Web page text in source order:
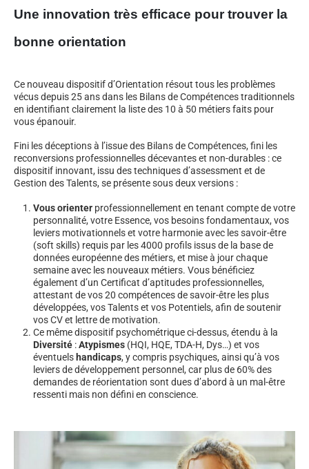
Une innovation très efficace pour trouver la
bonne orientation
Ce nouveau dispositif d’Orientation résout tous les problèmes
vécus depuis 25 ans dans les Bilans de Compétences traditionnels
en identifiant clairement la liste des 10 à 50 métiers faits pour
vous épanouir.
Fini les déceptions à l’issue des Bilans de Compétences, fini les
reconversions professionnelles décevantes et non-durables : ce
dispositif innovant, issu des techniques d’assessment et de
Gestion des Talents, se présente sous deux versions :
Vous orienter professionnellement en tenant compte de votre
personnalité, votre Essence, vos besoins fondamentaux, vos
leviers motivationnels et votre harmonie avec les savoir-être
(soft skills) requis par les 4000 profils issus de la base de
données européenne des métiers, et mise à jour chaque
semaine avec les nouveaux métiers. Vous bénéficiez
également d’un Certificat d’aptitudes professionnelles,
attestant de vos 20 compétences de savoir-être les plus
développées, vos Talents et vos Potentiels, afin de soutenir
vos CV et lettre de motivation.
Ce même dispositif psychométrique ci-dessus, étendu à la
Diversité :Atypismes (HQI, HQE, TDA-H, Dys…) et vos
éventuels handicaps, y compris psychiques, ainsi qu’à vos
leviers de développement personnel, car plus de 60% des
demandes de réorientation sont dues d’abord à un mal-être
ressenti mais non défini en conscience.